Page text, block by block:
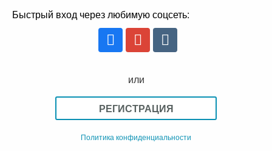
Быстрый вход через любимую соцсеть:
или
РЕГИСТРАЦИЯ
Политика конфиденциальности